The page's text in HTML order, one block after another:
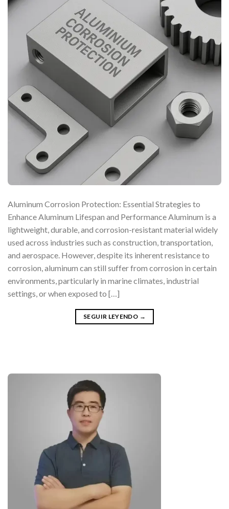
Aluminum Corrosion Protection: Essential Strategies to
Enhance Aluminum Lifespan and Performance Aluminum is a
lightweight, durable, and corrosion-resistant material widely
used across industries such as construction, transportation,
and aerospace. However, despite its inherent resistance to
corrosion, aluminum can still suffer from corrosion in certain
environments, particularly in marine climates, industrial
settings, or when exposed to […]
SEGUIR LEYENDO →